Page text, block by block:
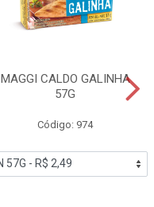
MAGGI CALDO GALINHA
57G
Código: 974